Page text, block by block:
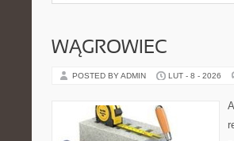
WĄGROWIEC
POSTED BY ADMIN LUT - 8 - 2026